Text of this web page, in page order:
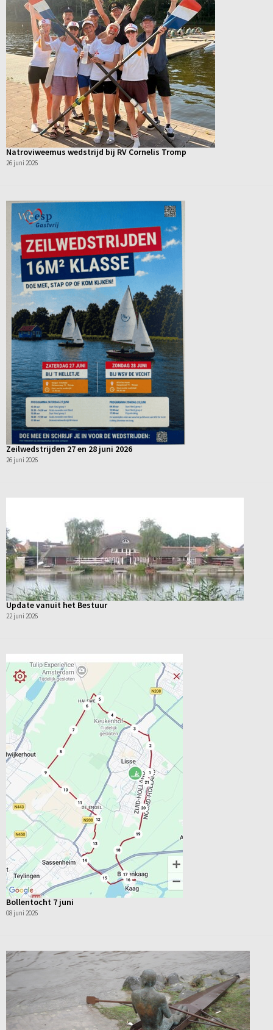
Natroviweemus wedstrijd bij RV Cornelis Tromp
26 juni 2026
Zeilwedstrijden 27 en 28 juni 2026
26 juni 2026
Update vanuit het Bestuur
22 juni 2026
Bollentocht 7 juni
08 juni 2026